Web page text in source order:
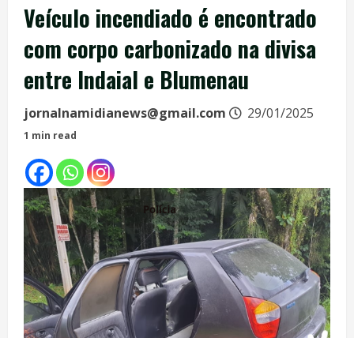
Veículo incendiado é encontrado
com corpo carbonizado na divisa
entre Indaial e Blumenau
jornalnamidianews@gmail.com 29/01/2025
1 min read